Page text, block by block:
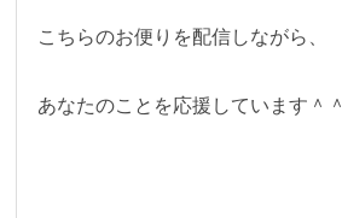
こちらのお便りを配信しながら、
あなたのことを応援しています＾＾